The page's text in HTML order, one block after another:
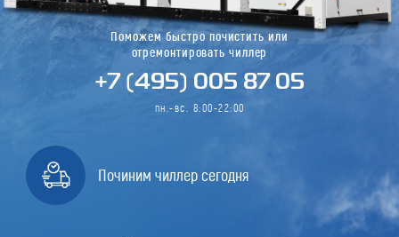
Поможем быстро почистить или
отремонтировать чиллер
+7 (495) 005 87 05
пн.-вс. 8:00-22:00
Починим чиллер сегодня